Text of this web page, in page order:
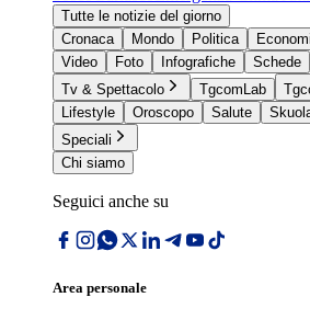
Tutte le notizie del giorno
Cronaca
Mondo Politica
Video
Foto Infografiche
Schede
Tv & Spettacolo
TgcomLab
Lifestyle
Oroscopo Salute
Speciali
Chi siamo
Seguici anche su
Area personale